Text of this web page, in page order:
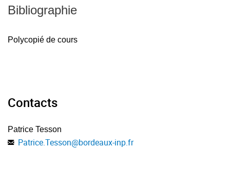
5. Notion sur les fonctions de la variable complexe,
développement en série de Taylor et de Laurent. Lien avec
Bibliographie
Polycopié de cours
Contacts
Patrice Tesson
Patrice.Tesson@bordeaux-inp.fr